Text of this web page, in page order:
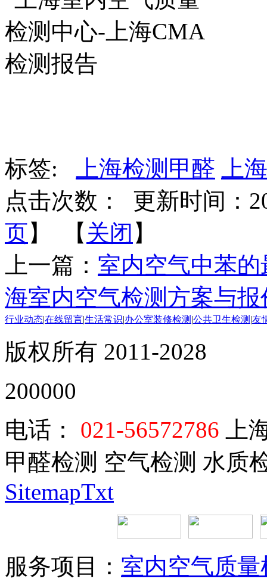
标签: 上海检测甲醛
上
点击次数：
更新时间：
页】 【 关闭 】
上一篇： 室内空气中苯
海室内空气检测方案与报
行业动态在线留言生活常识 办公室装修检测 公共卫生检测 友
版权所有 2011-2028
200000
电话：
021-56572786 上
甲醛检测 空气检测 水质
SitemapTxt
服务项目： 室内空气质量